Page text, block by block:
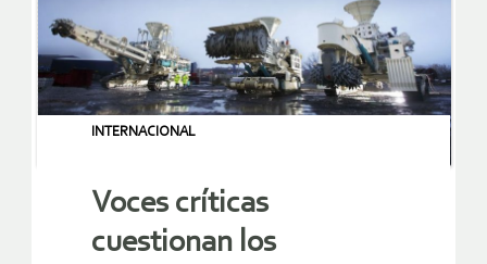
INTERNACIONAL
Voces críticas
cuestionan los